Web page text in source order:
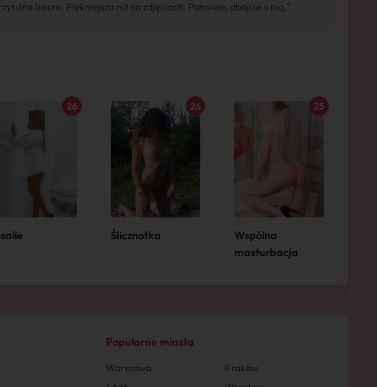
lokum. Piękniejsza niż na zdjęciach. Panowie, dbajcie o nią."
26
Ślicznotka
26
Wspólna
masturbacja
25
Popularne miasta
Warszawa
Kraków